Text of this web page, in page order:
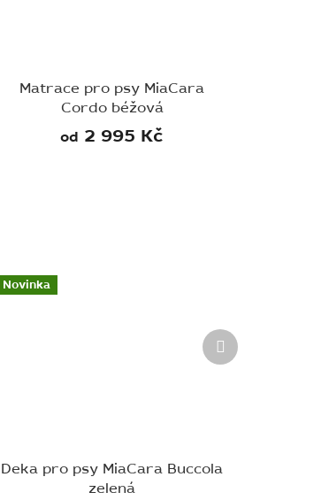
Novinka
Deka pro psy MiaCara Buccola
zelená
Další
produkt
Matrace pro psy MiaCara
Cordo béžová
od 2 995 Kč